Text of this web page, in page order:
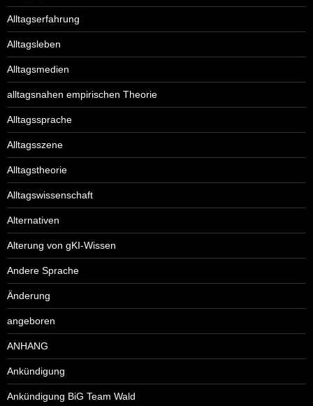
Alltagserfahrung
Alltagsleben
Alltagsmedien
alltagsnahen empirischen Theorie
Alltagssprache
Alltagsszene
Alltagstheorie
Alltagswissenschaft
Alternativen
Alterung von gKI-Wissen
Andere Sprache
Änderung
angeboren
ANHANG
Ankündigung
Ankündigung BiG Team Wald